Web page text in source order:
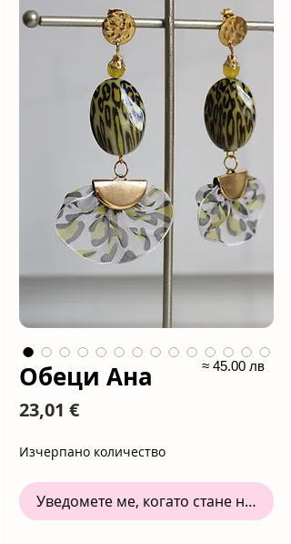
Обеци Ана
23,01 €Цена
Изчерпано количество
Уведомете ме, когато стане наличен
≈ 45.00 лв